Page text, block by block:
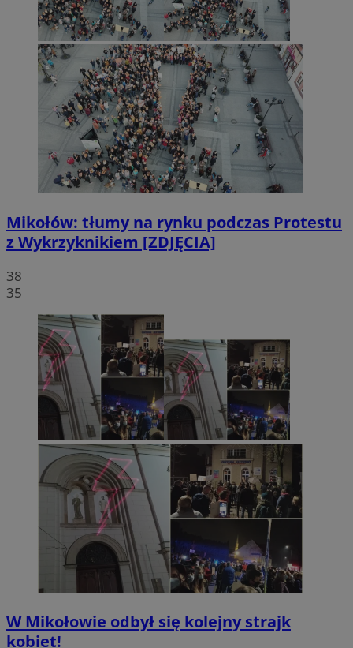
Mikołów: tłumy na rynku podczas Protestu
z Wykrzyknikiem [ZDJĘCIA]
38
35
W Mikołowie odbył się kolejny strajk
kobiet!